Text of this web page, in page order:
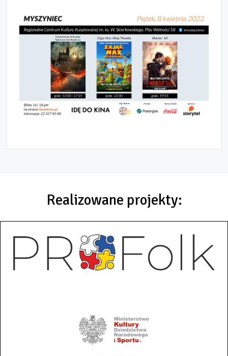
Realizowane projekty: